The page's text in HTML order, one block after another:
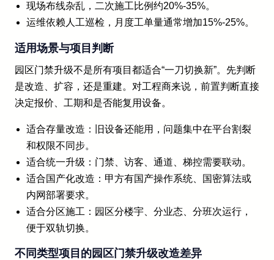
现场布线杂乱，二次施工比例约20%-35%。
运维依赖人工巡检，月度工单量通常增加15%-25%。
适用场景与项目判断
园区门禁升级不是所有项目都适合“一刀切换新”。先判断
是改造、扩容，还是重建。对工程商来说，前置判断直接
决定报价、工期和是否能复用设备。
适合存量改造：旧设备还能用，问题集中在平台割裂
和权限不同步。
适合统一升级：门禁、访客、通道、梯控需要联动。
适合国产化改造：甲方有国产操作系统、国密算法或
内网部署要求。
适合分区施工：园区分楼宇、分业态、分班次运行，
便于双轨切换。
不同类型项目的园区门禁升级改造差异